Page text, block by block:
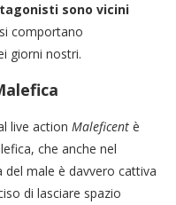
sono vicini
comportano
giorni nostri.
live action Maleficent è
che anche nel
male è davvero cattiva
di lasciare spazio